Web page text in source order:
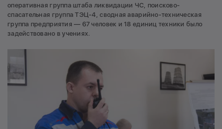
оперативная группа штаба ликвидации ЧС, поисково-
спасательная группа ТЭЦ-4, сводная аварийно-техническая
группа предприятия — 67 человек и 18 единиц техники было
задействовано в учениях.